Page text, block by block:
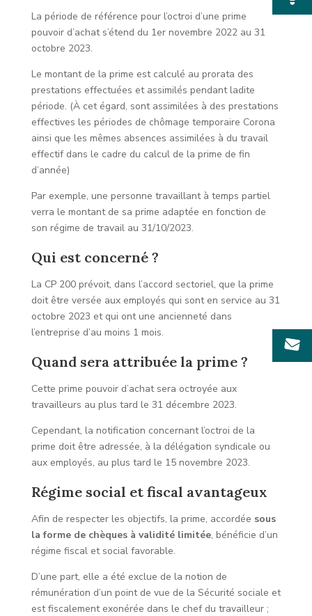
La période de référence pour l’octroi d’une prime
pouvoir d’achat s’étend du 1er novembre 2022 au 31
octobre 2023.
Le montant de la prime est calculé au prorata des
prestations effectuées et assimilés pendant ladite
période. (À cet égard, sont assimilées à des prestations
effectives les périodes de chômage temporaire Corona
ainsi que les mêmes absences assimilées à du travail
effectif dans le cadre du calcul de la prime de fin
d’année)
Par exemple, une personne travaillant à temps partiel
verra le montant de sa prime adaptée en fonction de
son régime de travail au 31/10/2023.
Qui est concerné ?
La CP 200 prévoit, dans l’accord sectoriel, que la prime
doit être versée aux employés qui sont en service au 31
octobre 2023 et qui ont une ancienneté dans
l’entreprise d’au moins 1 mois.
Quand sera attribuée la prime ?
Cette prime pouvoir d’achat sera octroyée aux
travailleurs au plus tard le 31 décembre 2023.
Cependant, la notification concernant l’octroi de la
prime doit être adressée, à la délégation syndicale ou
aux employés, au plus tard le 15 novembre 2023.
Régime social et fiscal avantageux
Afin de respecter les objectifs, la prime, accordée sous
la forme de chèques à validité limitée, bénéficie d’un
régime fiscal et social favorable.
D’une part, elle a été exclue de la notion de
rémunération d’un point de vue de la Sécurité sociale et
est fiscalement exonérée dans le chef du travailleur ;